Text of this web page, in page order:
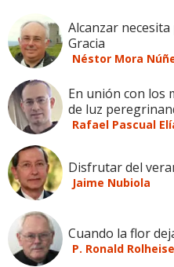
Alcanzar necesita
Gracia
Néstor Mora
En unión con los
de luz
Rafael Pascual
Disfrutar del
Jaime Nubiola
Cuando la flor
P. Ronald